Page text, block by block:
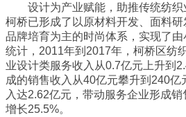
设计为产业赋能，助推传统纺织
柯桥已形成了以原材料开发、面料
品牌培育为主的时尚体系，实现了
统计，2011年到2017年，柯桥区纺
业设计类服务收入从0.7亿元上升到
成的销售收入从40亿元攀升到240亿
入达2.62亿元，带动服务企业形成
增长25.5%。